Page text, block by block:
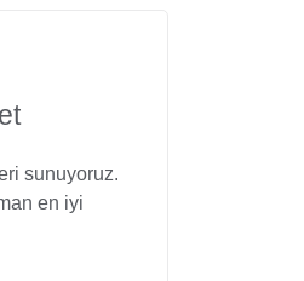
sunuyoruz.
en iyi